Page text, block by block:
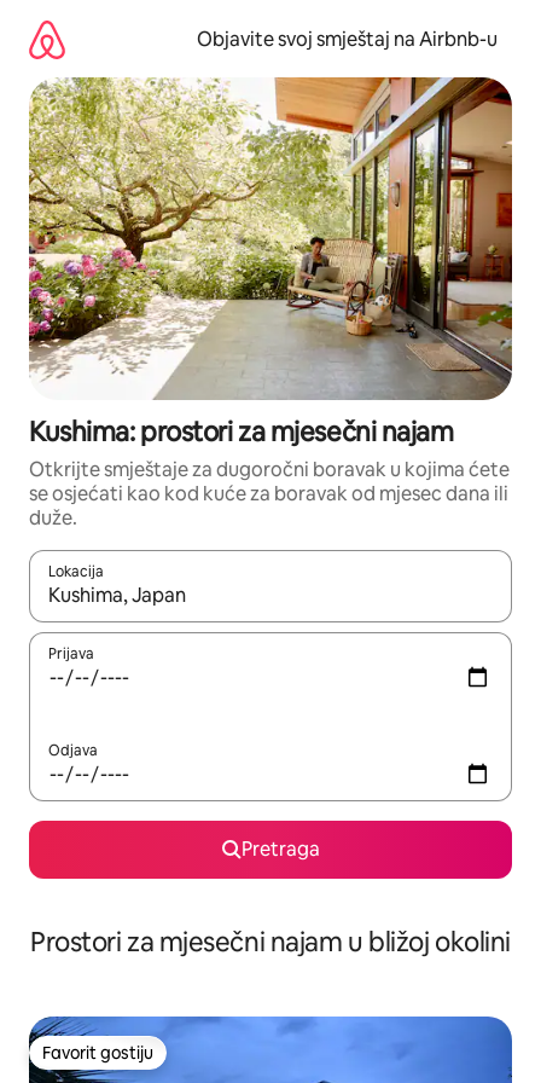
sadržaj
Objavite svoj smještaj na Airbnb-u
Kushima: prostori za mjesečni najam
Otkrijte smještaje za dugoročni boravak u kojima ćete
se osjećati kao kod kuće za boravak od mjesec dana ili
duže.
Lokacija
Kad su rezultati dostupni, možete da se krećete kroz njih
Prijava
Odjava
Pretraga
Prostori za mjesečni najam u bližoj okolini
Favorit gostiju
Favorit gostiju